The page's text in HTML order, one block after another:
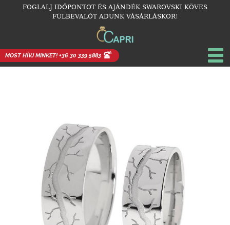
FOGLALJ IDŐPONTOT ÉS AJÁNDÉK SWAROVSKI KÖVES
FÜLBEVALÓT ADUNK VÁSÁRLÁSKOR!
MOST HÍVJ MINKET! +36 30 339 5883